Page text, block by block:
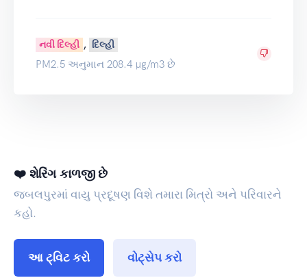
નવી દિલ્હી , દિલ્હી
PM2.5 અનુમાન 208.4 µg/m3 છે
❤️ શેરિંગ કાળજી છે
જબલપુરમાં વાયુ પ્રદૂષણ વિશે તમારા મિત્રો અને પરિવારને
કહો.
આ ટ્વિટ કરો વોટ્સેપ કરો